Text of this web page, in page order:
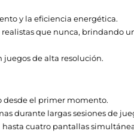
y la eficiencia energética.
realistas que nunca, brindando
juegos de alta resolución.
desde el primer momento.
durante largas sesiones de
cuatro pantallas